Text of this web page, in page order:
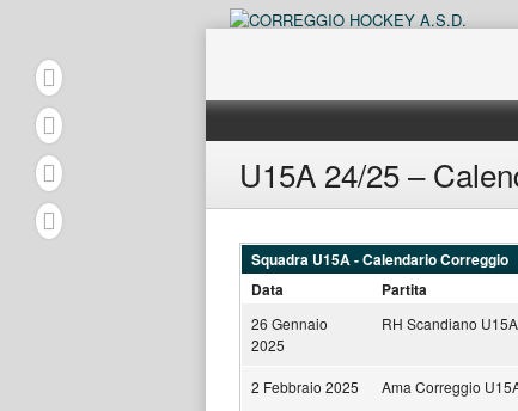
U15A 24/25 –
Squadra U15A - Calendario Correggio
Data
Partita
26 Gennaio
2025
RH Scandiano
2 Febbraio 2025 Ama Correggio